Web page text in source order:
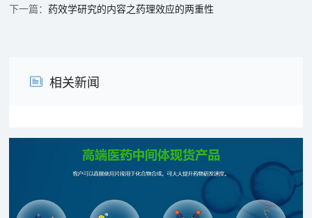
药效学研究的内容之药理效应的两重性
相关新闻